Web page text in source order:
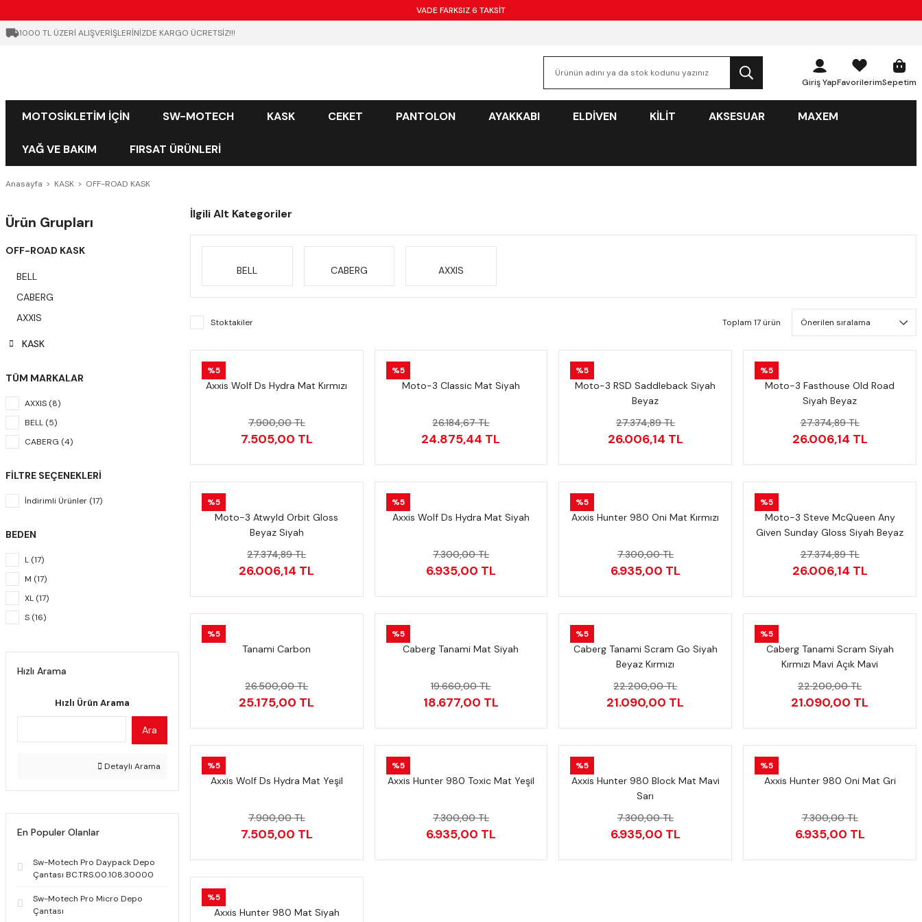
VADE FARKSIZ 6 TAKSİT
1000 TL ÜZERİ ALIŞVERİŞLERİNİZDE KARGO ÜCRETSİZ!!!
Giriş YapFavorilerimSepetim
MOTOSİKLETİM İÇİN SW-MOTECH KASK CEKET PANTOLON AYAKKABI ELDİVEN KİLİT AKSESUAR MAXEM
YAĞ VE BAKIM FIRSAT ÜRÜNLERİ
Anasayfa KASK OFF-ROAD KASK
Ürün Grupları
OFF-ROAD KASK
BELL
CABERG
AXXIS
KASK
TÜM MARKALAR
AXXIS (8)
BELL (5)
CABERG (4)
FILTRE SEÇENEKLERI
İndirimli Ürünler (17)
BEDEN
L (17)
M (17)
XL (17)
S (16)
XS (3)
Hızlı Arama
Hızlı Ürün Arama
Ara
Detaylı Arama
En Populer Olanlar
Sw-Motech Pro Daypack Depo
Çantası BC.TRS.00.108.30000
Sw-Motech Pro Micro Depo
Çantası
İlgili Alt Kategoriler
BELL CABERG AXXIS
Stoktakiler Toplam 17 ürün
%5
Axxis Wolf Ds Hydra Mat Kırmızı
7.900,00 TL
7.505,00 TL
%5
Moto-3 Classic Mat Siyah
26.184,67 TL
24.875,44 TL
%5
Moto-3 RSD Saddleback Siyah
Beyaz
27.374,89 TL
26.006,14 TL
%5
Moto-3 Fasthouse Old Road
Siyah Beyaz
27.374,89 TL
26.006,14 TL
%5
Moto-3 Atwyld Orbit Gloss
Beyaz Siyah
27.374,89 TL
26.006,14 TL
%5
Axxis Wolf Ds Hydra Mat Siyah
7.300,00 TL
6.935,00 TL
%5
Axxis Hunter 980 Oni Mat Kırmızı
7.300,00 TL
6.935,00 TL
%5
Moto-3 Steve McQueen Any
Given Sunday Gloss Siyah Beyaz
27.374,89 TL
26.006,14 TL
%5
Tanami Carbon
26.500,00 TL
25.175,00 TL
%5
Caberg Tanami Mat Siyah
19.660,00 TL
18.677,00 TL
%5
Caberg Tanami Scram Go Siyah
Beyaz Kırmızı
22.200,00 TL
21.090,00 TL
%5
Caberg Tanami Scram Siyah
Kırmızı Mavi Açık Mavi
22.200,00 TL
21.090,00 TL
%5
Axxis Wolf Ds Hydra Mat Yeşil
7.900,00 TL
7.505,00 TL
%5
Axxis Hunter 980 Toxic Mat Yeşil
7.300,00 TL
6.935,00 TL
%5
Axxis Hunter 980 Block Mat Mavi
Sarı
7.300,00 TL
6.935,00 TL
%5
Axxis Hunter 980 Oni Mat Gri
7.300,00 TL
6.935,00 TL
%5
Axxis Hunter 980 Mat Siyah